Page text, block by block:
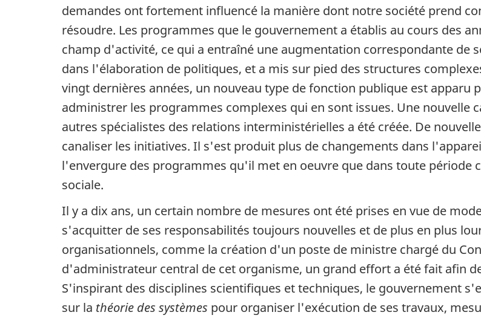
demandes ont fortement influencé la manière dont notre société prend
résoudre. Les programmes que le gouvernement a établis au cours des
champ d'activité, ce qui a entraîné une augmentation correspondante de
dans l'élaboration de politiques, et a mis sur pied des structures
vingt dernières années, un nouveau type de fonction publique est apparu
administrer les programmes complexes qui en sont issues. Une nouvelle
autres spécialistes des relations interministérielles a été créée. De
canaliser les initiatives. Il s'est produit plus de changements dans
l'envergure des programmes qu'il met en oeuvre que dans toute
sociale.
Il y a dix ans, un certain nombre de mesures ont été prises en vue de
s'acquitter de ses responsabilités toujours nouvelles et de plus en plus
organisationnels, comme la création d'un poste de ministre chargé du
d'administrateur central de cet organisme, un grand effort a été fait afin
S'inspirant des disciplines scientifiques et techniques, le gouvernement
sur la théorie des systèmes pour organiser l'exécution de ses travaux,